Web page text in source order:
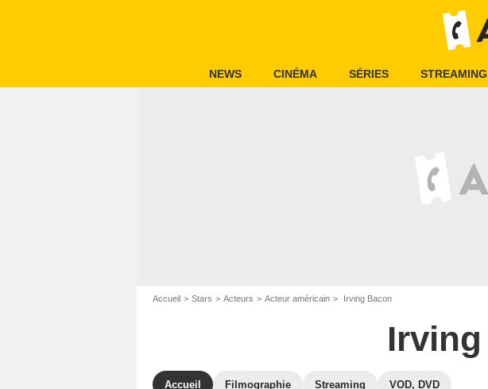
NEWS CINÉMA SÉRIES STREAMING
Accueil Stars Acteurs Acteur américain Irving Bacon
Accueil Filmographie Streaming VOD, DVD